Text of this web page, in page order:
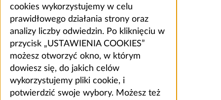
cookies wykorzystujemy w celu
prawidłowego działania strony oraz
analizy liczby odwiedzin. Po kliknięciu w
przycisk „USTAWIENIA COOKIES”
możesz otworzyć okno, w którym
dowiesz się, do jakich celów
wykorzystujemy pliki cookie, i
potwierdzić swoje wybory. Możesz też